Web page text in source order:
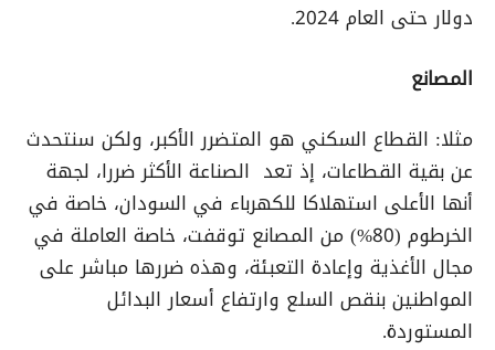
دولار حتى العام 2024.
المصانع
مثلا: القطاع السكني هو المتضرر الأكبر، ولكن سنتحدث
عن بقية القطاعات، إذ تعد الصناعة الأكثر ضررا، لجهة
أنها الأعلى استهلاكا للكهرباء في السودان، خاصة في
الخرطوم (80%) من المصانع توقفت، خاصة العاملة في
مجال الأغذية وإعادة التعبئة، وهذه ضررها مباشر على
المواطنين بنقص السلع وارتفاع أسعار البدائل
المستوردة.